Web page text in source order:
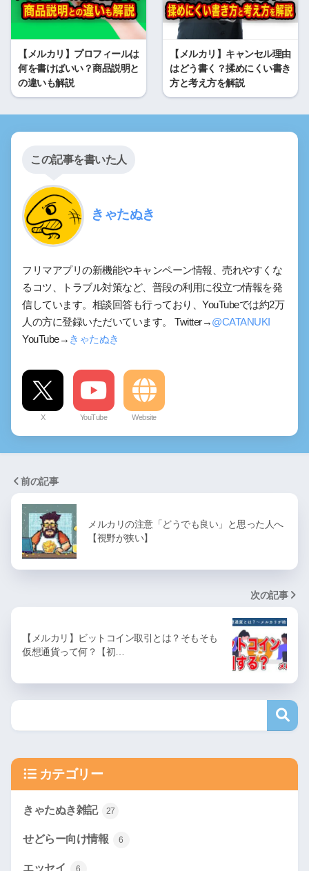
【メルカリ】プロフィールは
何を書けばいい？商品説明と
の違いも解説
【メルカリ】キャンセル理由
はどう書く？揉めにくい書き
方と考え方を解説
この記事を書いた人
きゃたぬき
フリマアプリの新機能やキャンペーン情報、売れやすくな
るコツ、トラブル対策など、普段の利用に役立つ情報を発
信しています。相談回答も行っており、YouTubeでは約2万
人の方に登録いただいています。 Twitter→@CATANUKI
YouTube→ きゃたぬき
X YouTube Website
前の記事
メルカリの注意「どうでも良い」と思った人へ
【視野が狭い】
次の記事
【メルカリ】ビットコイン取引とは？そもそも
仮想通貨って何？【初…
カテゴリー
きゃたぬき雑記 27
せどらー向け情報 6
エッセイ 6